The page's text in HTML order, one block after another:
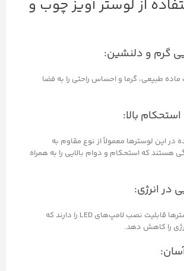
از لوستر آویز چوب و
طبیعی، گرما و احساس راحتی را به فضا
در این لوسترها معمولاً از نوع مقاوم به
هستند که استحکام و دوام بالایی را به همراه
بسیاری از این لوسترها قابلیت نصب لامپ‌های LED را دارند که
را کاهش دهد.